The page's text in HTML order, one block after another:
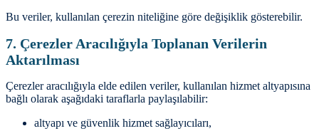
Bu veriler, kullanılan çerezin niteliğine göre değişiklik gösterebilir.
7. Çerezler Aracılığıyla Toplanan Verilerin
Aktarılması
Çerezler aracılığıyla elde edilen veriler, kullanılan hizmet altyapısına
bağlı olarak aşağıdaki taraflarla paylaşılabilir:
altyapı ve güvenlik hizmet sağlayıcıları,